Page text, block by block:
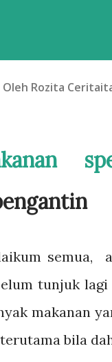
Oleh Rozita
tunjuk
makanan
bila